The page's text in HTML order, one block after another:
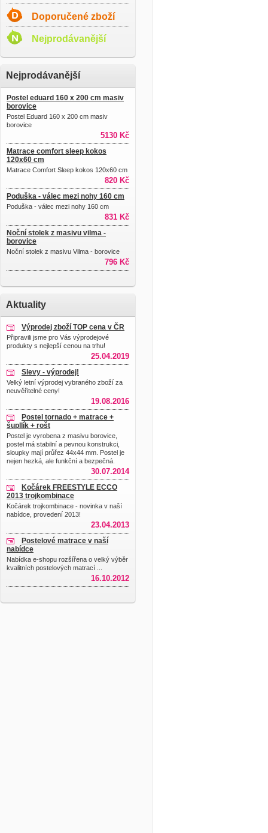
Doporučené zboží
Nejprodávanější
Nejprodávanější
Postel eduard 160 x 200 cm masiv
borovice
Postel Eduard 160 x 200 cm masiv
borovice
5130 Kč
Matrace comfort sleep kokos
120x60 cm
Matrace Comfort Sleep kokos 120x60 cm
820 Kč
Poduška - válec mezi nohy 160 cm
Poduška - válec mezi nohy 160 cm
831 Kč
Noční stolek z masivu vilma -
borovice
Noční stolek z masivu Vilma - borovice
796 Kč
Aktuality
Výprodej zboží TOP cena v ČR
Připravili jsme pro Vás výprodejové
produkty s nejlepší cenou na trhu!
25.04.2019
Slevy - výprodej!
Velký letní výprodej vybraného zboží za
neuvěřitelné ceny!
19.08.2016
Postel tornado + matrace +
šupllík + rošt
Postel je vyrobena z masivu borovice,
postel má stabilní a pevnou konstrukci,
sloupky mají průřez 44x44 mm. Postel je
nejen hezká, ale funkční a bezpečná.
30.07.2014
Kočárek FREESTYLE ECCO
2013 trojkombinace
Kočárek trojkombinace - novinka v naší
nabídce, provedení 2013!
23.04.2013
Postelové matrace v naší
nabídce
Nabídka e-shopu rozšířena o velký výběr
kvalitních postelových matrací ...
16.10.2012